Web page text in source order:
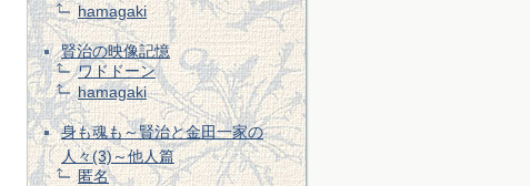
hamagaki
賢治の映像記憶
ワドドーン
hamagaki
身も魂も～賢治と金田一家の
人々(3)～他人篇
匿名